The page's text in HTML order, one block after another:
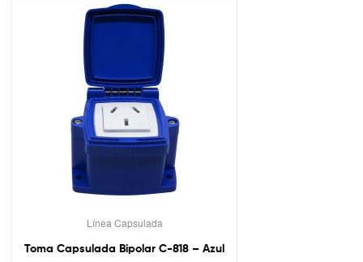
Línea Capsulada
Toma Capsulada Bipolar C-818 – Azul